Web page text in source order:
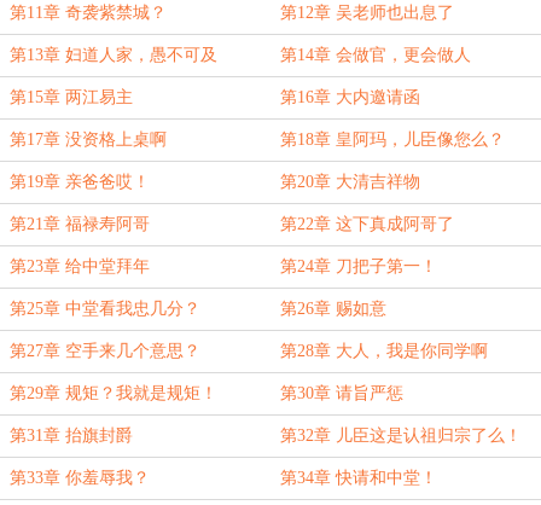
第11章 奇袭紫禁城？ 第12章 吴老师也出息了
第13章 妇道人家，愚不可及 第14章 会做官，更会做人
第15章 两江易主 第16章 大内邀请函
第17章 没资格上桌啊 第18章 皇阿玛，儿臣像您么？
第19章 亲爸爸哎！ 第20章 大清吉祥物
第21章 福禄寿阿哥 第22章 这下真成阿哥了
第23章 给中堂拜年 第24章 刀把子第一！
第25章 中堂看我忠几分？ 第26章 赐如意
第27章 空手来几个意思？ 第28章 大人，我是你同学啊
第29章 规矩？我就是规矩！ 第30章 请旨严惩
第31章 抬旗封爵 第32章 儿臣这是认祖归宗了么！
第33章 你羞辱我？ 第34章 快请和中堂！